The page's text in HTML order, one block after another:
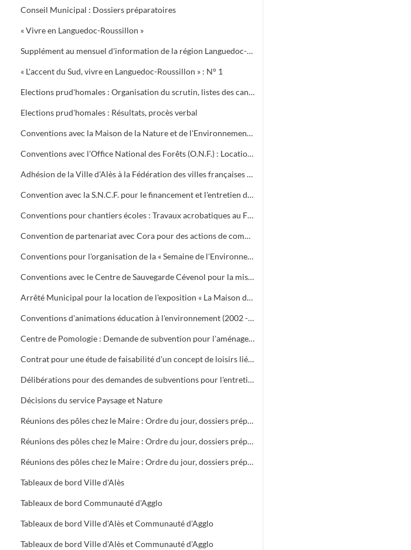
Conseil Municipal : Dossiers préparatoires
« Vivre en Languedoc-Roussillon »
Supplément au mensuel d'information de la région Languedoc-Roussillon : « Georges Frêche, président de la région Languedoc-Roussillon 2004 - 2010 »
« L'accent du Sud, vivre en Languedoc-Roussillon » : N° 1
Elections prud'homales : Organisation du scrutin, listes des candidats, assesseurs
Elections prud'homales : Résultats, procès verbal
Conventions avec la Maison de la Nature et de l'Environnement (M.N.E.) : Bail de mise à disposition des locaux (1996), contrats d'objectifs (1999 - 2002), convention de prestation de service pour une action d'animations éducation à l'environnement (2006)
Conventions avec l'Office National des Forêts (O.N.F.) : Location du terrain du Centre de classes de découvertes de Saint-Raby (2001 - 2002) et réalisation d'un parcours de santé chemin de Montaud (1997 - 1999)
Adhésion de la Ville d'Alès à la Fédération des villes françaises oléicoles
Convention avec la S.N.C.F. pour le financement et l'entretien du talus du quai du Mas d'Hours en bordure de la ligne ferroviaire
Conventions pour chantiers écoles : Travaux acrobatiques au Fort Vauban avec l'Oeuvre de la Miséricorde (1999, 2001, 2004). Chantier école de Conilhères avec le C.F.P.P.A. de Rodilhan (2000). Travaux d'entretien dans le Gardon avec le C.F.P.P.A. de Rodilhan et formation de personnel (2001)
Convention de partenariat avec Cora pour des actions de communication sur l'environnement (1999 - 2002). Convention d'action d'éducation à l'environnement avec l'Association Parc d'Observation et de Loisir par une Education à la Nature (2003)
Conventions pour l'organisation de la « Semaine de l'Environnement » (2000) et la « Journée de l'Environnement » du 15 juin 2001 (avec la Croix Rouge)
Conventions avec le Centre de Sauvegarde Cévenol pour la mise à disposition de locaux et de terrains et leur aménagement
Arrêté Municipal pour la location de l'exposition « La Maison des Mégawatts »
Conventions d'animations éducation à l'environnement (2002 - 2004). Bilan des actions scolaires et tout public (2001 - 2002)
Centre de Pomologie : Demande de subvention pour l'aménagement de locaux, contrat d'objectifs (2001), don d'ouvrages à la Médiathèque (2004)
Contrat pour une étude de faisabilité d'un concept de loisirs lié à la reconversion d'une friche minière : Prologue Ingénierie
Délibérations pour des demandes de subventions pour l'entretien des cours d'eau communautaires
Décisions du service Paysage et Nature
Réunions des pôles chez le Maire : Ordre du jour, dossiers préparatoires, compte rendus
Réunions des pôles chez le Maire : Ordre du jour, dossiers préparatoires, compte rendus
Réunions des pôles chez le Maire : Ordre du jour, dossiers préparatoires, compte rendus
Tableaux de bord Ville d'Alès
Tableaux de bord Communauté d'Agglo
Tableaux de bord Ville d'Alès et Communauté d'Agglo
Tableaux de bord Ville d'Alès et Communauté d'Agglo